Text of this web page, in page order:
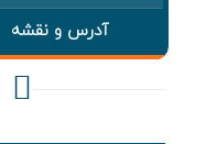
آدرس و نقشه